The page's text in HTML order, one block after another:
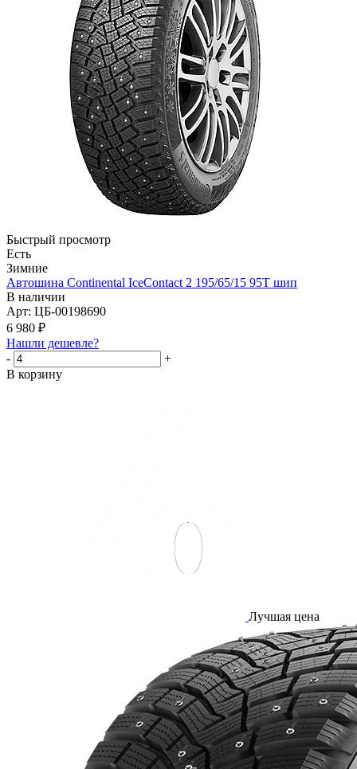
Быстрый просмотр
Есть
Зимние
Автошина Continental IceContact 2 195/65/15 95T шип
В наличии
Арт: ЦБ-00198690
6 980 ₽
Нашли дешевле?
-
+
В корзину
Лучшая цена